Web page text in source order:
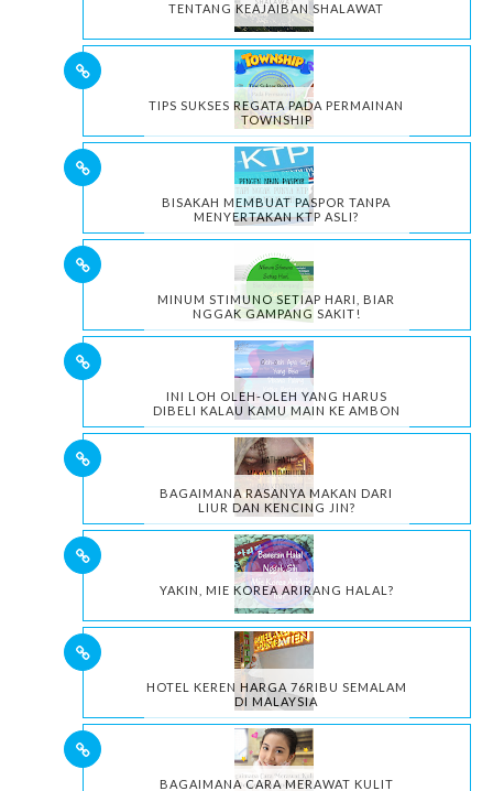
TENTANG KEAJAIBAN SHALAWAT
TIPS SUKSES REGATA PADA PERMAINAN
TOWNSHIP
BISAKAH MEMBUAT PASPOR TANPA
MENYERTAKAN KTP ASLI?
MINUM STIMUNO SETIAP HARI, BIAR
NGGAK GAMPANG SAKIT!
INI LOH OLEH-OLEH YANG HARUS
DIBELI KALAU KAMU MAIN KE AMBON
BAGAIMANA RASANYA MAKAN DARI
LIUR DAN KENCING JIN?
YAKIN, MIE KOREA ARIRANG HALAL?
HOTEL KEREN HARGA 76RIBU SEMALAM
DI MALAYSIA
BAGAIMANA CARA MERAWAT KULIT